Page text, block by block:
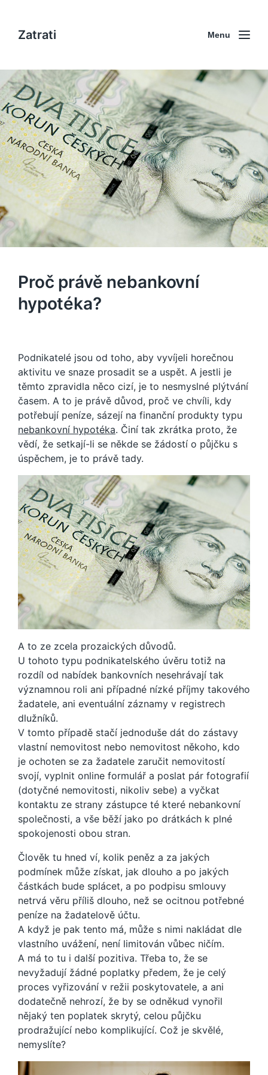
Zatrati Menu
Proč právě nebankovní
hypotéka?
Podnikatelé jsou od toho, aby vyvíjeli horečnou
aktivitu ve snaze prosadit se a uspět. A jestli je
těmto zpravidla něco cizí, je to nesmyslné plýtvání
časem. A to je právě důvod, proč ve chvíli, kdy
potřebují peníze, sázejí na finanční produkty typu
nebankovní hypotéka. Činí tak zkrátka proto, že
vědí, že setkají-li se někde se žádostí o půjčku s
úspěchem, je to právě tady.
A to ze zcela prozaických důvodů.
U tohoto typu podnikatelského úvěru totiž na
rozdíl od nabídek bankovních nesehrávají tak
významnou roli ani případné nízké příjmy takového
žadatele, ani eventuální záznamy v registrech
dlužníků.
V tomto případě stačí jednoduše dát do zástavy
vlastní nemovitost nebo nemovitost někoho, kdo
je ochoten se za žadatele zaručit nemovitostí
svojí, vyplnit online formulář a poslat pár fotografií
(dotyčné nemovitosti, nikoliv sebe) a vyčkat
kontaktu ze strany zástupce té které nebankovní
společnosti, a vše běží jako po drátkách k plné
spokojenosti obou stran.
Člověk tu hned ví, kolik peněz a za jakých
podmínek může získat, jak dlouho a po jakých
částkách bude splácet, a po podpisu smlouvy
netrvá věru příliš dlouho, než se ocitnou potřebné
peníze na žadatelově účtu.
A když je pak tento má, může s nimi nakládat dle
vlastního uvážení, není limitován vůbec ničím.
A má to tu i další pozitiva. Třeba to, že se
nevyžadují žádné poplatky předem, že je celý
proces vyřizování v režii poskytovatele, a ani
dodatečně nehrozí, že by se odněkud vynořil
nějaký ten poplatek skrytý, celou půjčku
prodražující nebo komplikující. Což je skvělé,
nemyslíte?